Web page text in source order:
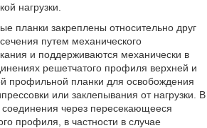
нагрузки.
планки закреплены относительно друг
путем механического
и поддерживаются механически в
решетчатого профиля верхней и
профильной планки для освобождения
или заклепывания от нагрузки. В
соединения через пересекающееся
профиля, в частности в случае